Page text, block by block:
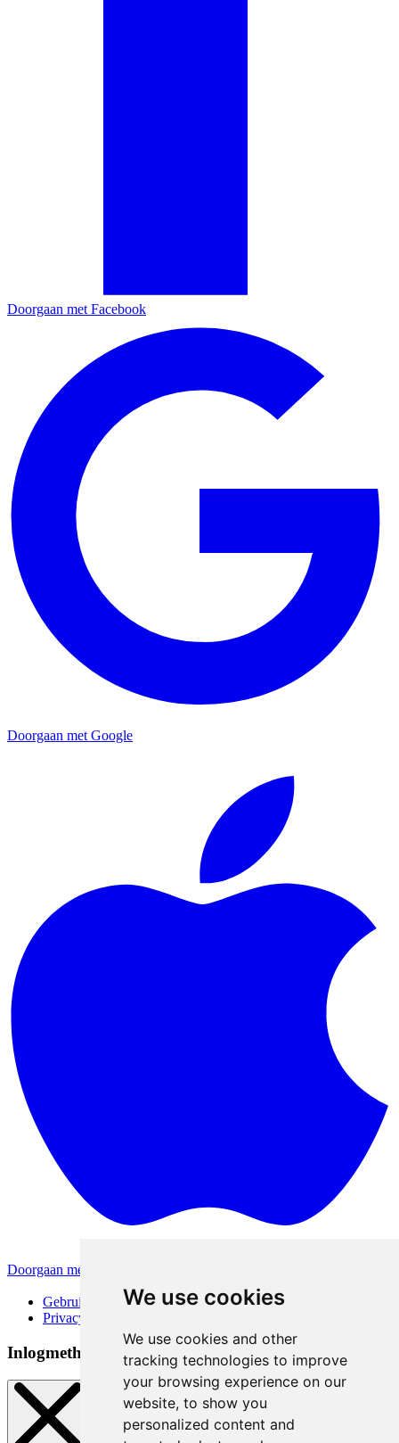
We use cookies
We use cookies and other
tracking technologies to improve
your browsing experience on our
website, to show you
personalized content and
Doorgaan met Facebook
Doorgaan met Google
Doorgaan met Apple
Gebruiksvoorwaarden
Privacybeleid
Inlogmethoden